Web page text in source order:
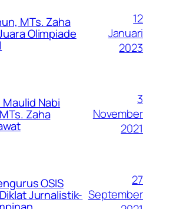
MTs. Zaha
Olimpiade
12
Januari
2023
Maulid Nabi
Zaha
3
November
2021
OSIS
Jurnalistik-
27
September